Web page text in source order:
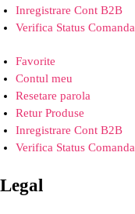
Inregistrare Cont B2B
Verifica Status Comanda
Favorite
Contul meu
Resetare parola
Retur Produse
Inregistrare Cont B2B
Verifica Status Comanda
Legal